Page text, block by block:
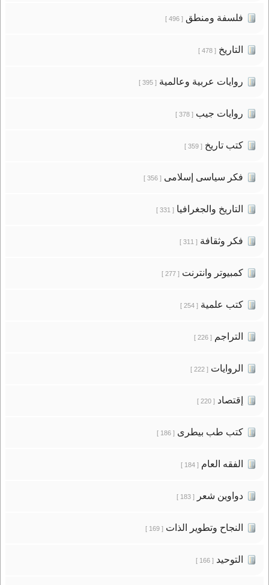
فلسفة ومنطق[ 496 ]
التاريخ[ 478 ]
روايات عربية وعالمية[ 395 ]
روايات جيب[ 378 ]
كتب تاريخ[ 359 ]
فكر سياسى إسلامى[ 356 ]
التاريخ والجغرافيا[ 331 ]
فكر وثقافة[ 311 ]
كمبيوتر وانترنت[ 277 ]
كتب علمية[ 254 ]
التراجم[ 226 ]
الروايات[ 222 ]
إقتصاد[ 220 ]
كتب طب بيطرى[ 186 ]
الفقه العام[ 184 ]
دواوين شعر[ 183 ]
النجاح وتطوير الذات[ 169 ]
التوحيد[ 166 ]